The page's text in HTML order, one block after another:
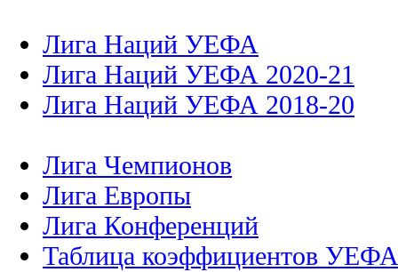
Лига Наций УЕФА
Лига Наций УЕФА 2020-21
Лига Наций УЕФА 2018-20
Лига Чемпионов
Лига Европы
Лига Конференций
Таблица коэффициентов УЕФА